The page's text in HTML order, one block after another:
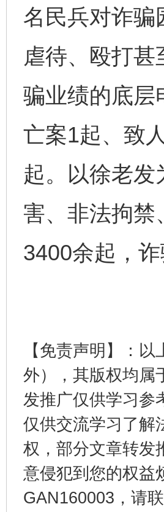
名民兵对诈骗
虐待、殴打
骗业绩的底层
亡案1起、致
起。以徐老
害、非法拘禁
3400余起，
【免责声明】：
外），其版权均属
发推广仅供学习参
仅供交流学习了解
权，部分文章转发
意侵犯到您的权益
GAN160003，请
完善运行机制助力责任有效落
东山县通报“牛蛙产品抗生素超标
千年窑火 生生不息